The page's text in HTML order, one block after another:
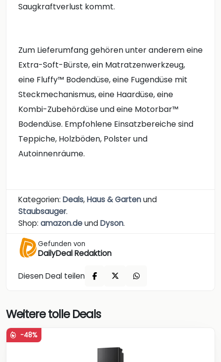
Saugkraftverlust kommt.
Zum Lieferumfang gehören unter anderem eine
Extra-Soft-Bürste, ein Matratzenwerkzeug,
eine Fluffy™ Bodendüse, eine Fugendüse mit
Steckmechanismus, eine Haardüse, eine
Kombi-Zubehördüse und eine Motorbar™
Bodendüse. Empfohlene Einsatzbereiche sind
Teppiche, Holzböden, Polster und
Autoinnenräume.
Kategorien: Deals,Haus & Gartenund
Staubsauger.
Shop: amazon.deundDyson.
Gefunden von
DailyDeal Redaktion
Diesen Deal teilen
Weitere tolle Deals
-48%